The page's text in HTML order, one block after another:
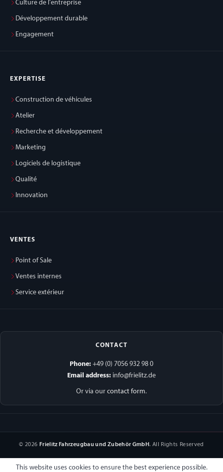
Culture de l'entreprise
Développement durable
Engagement
EXPERTISE
Construction de véhicules
Atelier
Recherche et développement
Marketing
Logiciels de logistique
Qualité
Innovation
VENTES
Point of Sale
Ventes internes
Service extérieur
CONTACT
Phone: +49 (0) 7056 932 98 0
Email address: info@frielitz.de
Or via our contact form.
© 2026 Frielitz Fahrzeugbau und Zubehör GmbH. All Rights Reserved
This website uses cookies to ensure the best experience possible.